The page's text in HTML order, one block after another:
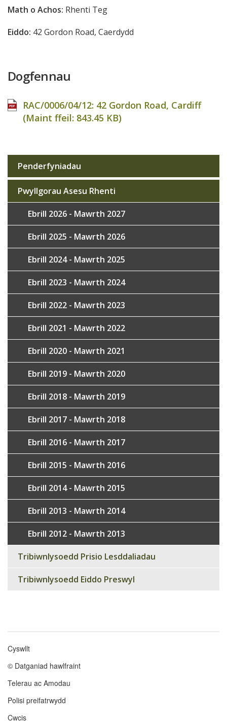
Math o Achos: Rhenti Teg
Eiddo: 42 Gordon Road, Caerdydd
Dogfennau
RAC/0006/04/12: 42 Gordon Road, Cardiff
(Maint ffeil: 843.45 KB)
Sub
navigation
Penderfyniadau
Pwyllgorau Asesu Rhenti
Ebrill 2026 - Mawrth 2027
Ebrill 2025 - Mawrth 2026
Ebrill 2024 - Mawrth 2025
Ebrill 2023 - Mawrth 2024
Ebrill 2022 - Mawrth 2023
Ebrill 2021 - Mawrth 2022
Ebrill 2020 - Mawrth 2021
Ebrill 2019 - Mawrth 2020
Ebrill 2018 - Mawrth 2019
Ebrill 2017 - Mawrth 2018
Ebrill 2016 - Mawrth 2017
Ebrill 2015 - Mawrth 2016
Ebrill 2014 - Mawrth 2015
Ebrill 2013 - Mawrth 2014
Ebrill 2012 - Mawrth 2013
Tribiwnlysoedd Prisio Lesddaliadau
Tribiwnlysoedd Eiddo Preswyl
Footer
menu
Cyswllt
© Datganiad hawlfraint
Telerau ac Amodau
Polisi preifatrwydd
Cwcis